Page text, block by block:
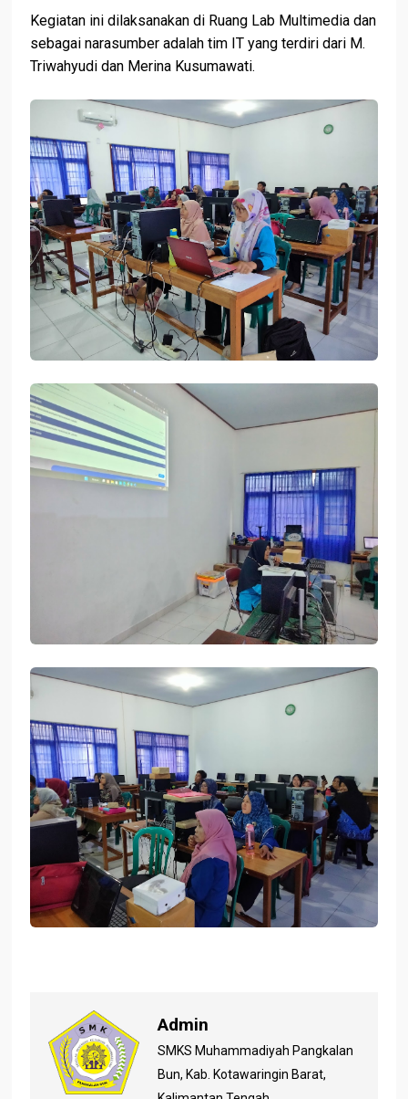
Kegiatan ini dilaksanakan di Ruang Lab Multimedia dan
sebagai narasumber adalah tim IT yang terdiri dari M.
Triwahyudi dan Merina Kusumawati.
Admin
SMKS Muhammadiyah Pangkalan
Bun, Kab. Kotawaringin Barat,